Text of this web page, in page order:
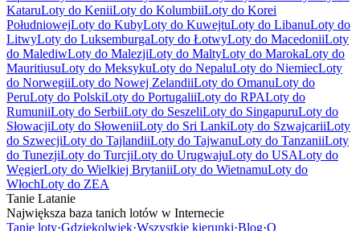
KataruLoty do KeniiLoty do KolumbiiLoty do Korei
PołudniowejLoty do KubyLoty do KuwejtuLoty do LibanuLoty do
LitwyLoty do LuksemburgaLoty do ŁotwyLoty do MacedoniiLoty
do MalediwLoty do MalezjiLoty do MaltyLoty do MarokaLoty do
MauritiusuLoty do MeksykuLoty do NepaluLoty do NiemiecLoty
do NorwegiiLoty do Nowej ZelandiiLoty do OmanuLoty do
PeruLoty do PolskiLoty do PortugaliiLoty do RPALoty do
RumuniiLoty do SerbiiLoty do SeszeliLoty do SingapuruLoty do
SłowacjiLoty do SłoweniiLoty do Sri LankiLoty do SzwajcariiLoty
do SzwecjiLoty do TajlandiiLoty do TajwanuLoty do TanzaniiLoty
do TunezjiLoty do TurcjiLoty do UrugwajuLoty do USALoty do
WęgierLoty do Wielkiej BrytaniiLoty do WietnamuLoty do
WłochLoty do ZEA
Tanie Latanie
Największa baza tanich lotów w Internecie
Tanie loty·Gdziekolwiek·Wszystkie kierunki·Blog·O